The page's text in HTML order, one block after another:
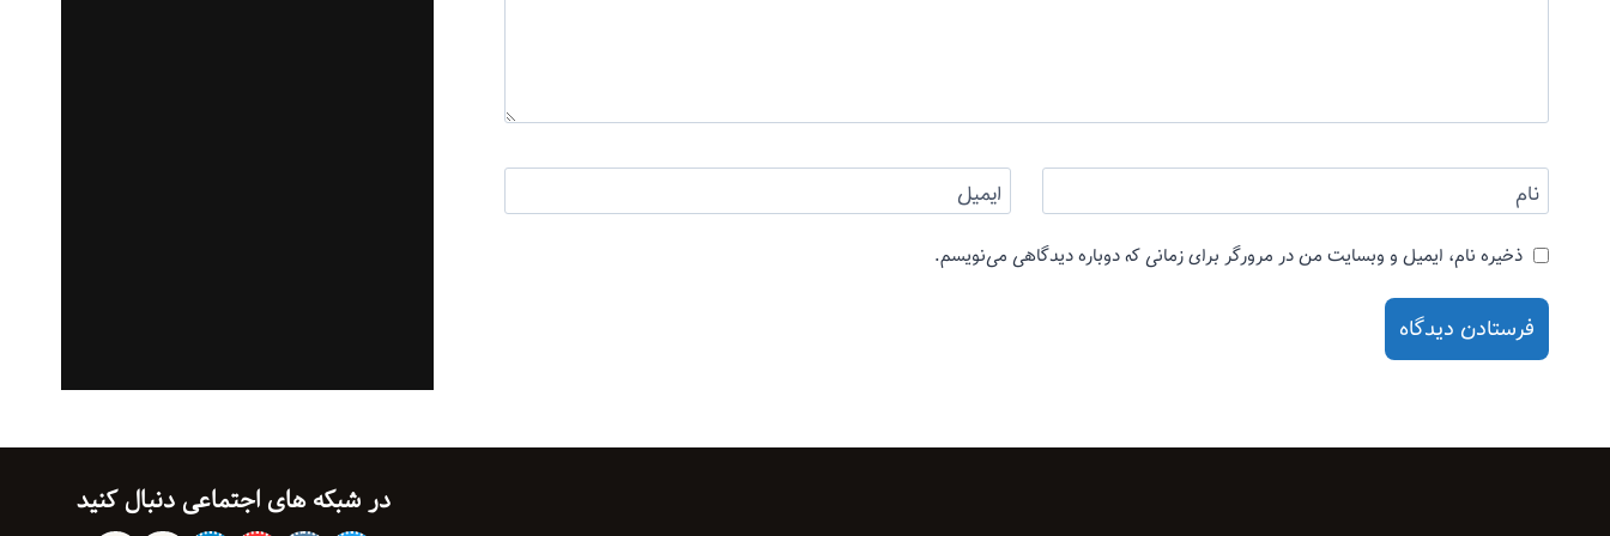
نام ایمیل
ذخیره نام، ایمیل و وبسایت من در مرورگر برای زمانی که دوباره دیدگاهی می‌نویسم.
در شبکه های اجتماعی دنبال کنید